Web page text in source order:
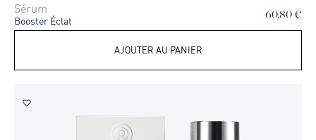
Sérum
Booster Éclat 60,80€
AJOUTER AU PANIER